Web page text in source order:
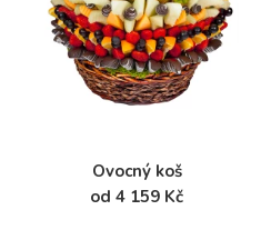
Ovocný koš
od 4 159 Kč